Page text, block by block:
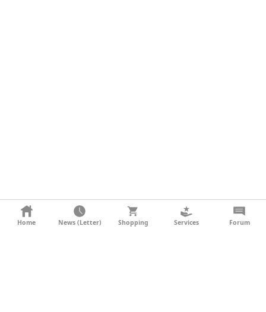
KONTAKT
Home News (Letter) Shopping Services Forum